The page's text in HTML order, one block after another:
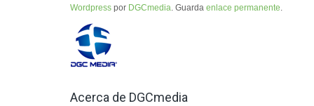
Wordpress por DGCmedia. Guarda enlace permanente.
Acerca de DGCmedia